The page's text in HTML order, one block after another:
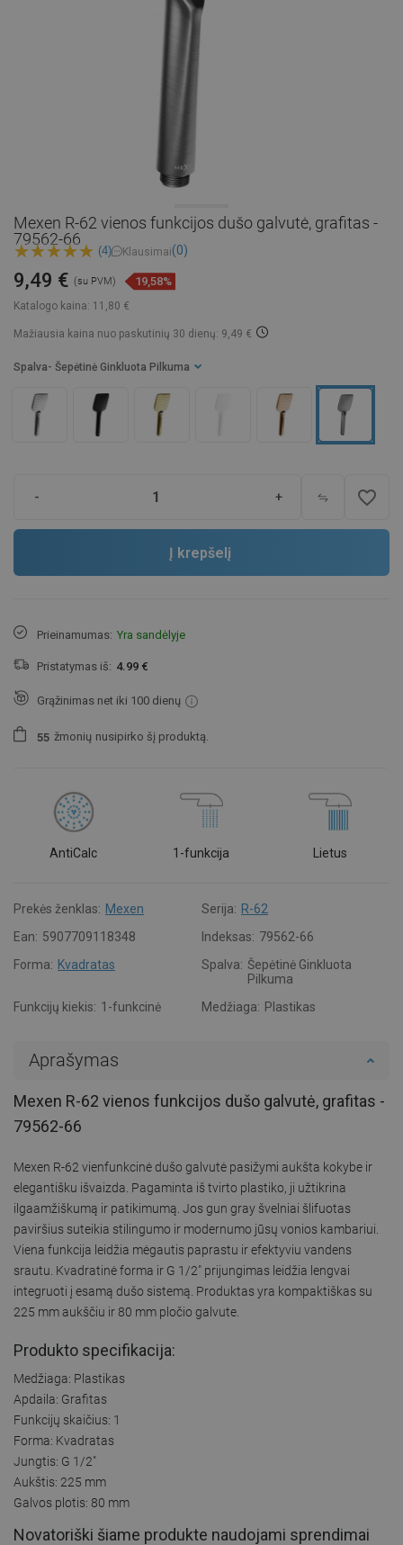
Mexen R-62 vienos funkcijos dušo galvutė, grafitas -
79562-66
(4) Klausimai(0)
Katalogo kaina: 11,80 €
9,49 € (su PVM) 19,58%
Mažiausia kaina nuo paskutinių 30 dienų: 9,49 €
Spalva - Šepėtinė Ginkluota Pilkuma
- + favorite_border
Į krepšelį
Prieinamumas: Yra sandėlyje
Pristatymas iš: 4.99 €
Grąžinimas net iki 100 dienų
55 žmonių nusipirko šį produktą.
AntiCalc 1-funkcija Lietus
Prekės ženklas: Mexen Serija: R-62
Ean: 5907709118348 Indeksas: 79562-66
Forma: Kvadratas Spalva: Šepėtinė Ginkluota
Pilkuma
Funkcijų kiekis: 1-funkcinė Medžiaga: Plastikas
Aprašymas
Mexen R-62 vienos funkcijos dušo galvutė, grafitas -
79562-66
Mexen R-62 vienfunkcinė dušo galvutė pasižymi aukšta kokybe ir
elegantišku išvaizda. Pagaminta iš tvirto plastiko, ji užtikrina
ilgaamžiškumą ir patikimumą. Jos gun gray švelniai šlifuotas
paviršius suteikia stilingumo ir modernumo jūsų vonios kambariui.
Viena funkcija leidžia mėgautis paprastu ir efektyviu vandens
srautu. Kvadratinė forma ir G 1/2" prijungimas leidžia lengvai
integruoti į esamą dušo sistemą. Produktas yra kompaktiškas su
225 mm aukščiu ir 80 mm pločio galvute.
Produkto specifikacija:
Medžiaga: Plastikas
Apdaila: Grafitas
Funkcijų skaičius: 1
Forma: Kvadratas
Jungtis: G 1/2"
Aukštis: 225 mm
Galvos plotis: 80 mm
Novatoriški šiame produkte naudojami sprendimai